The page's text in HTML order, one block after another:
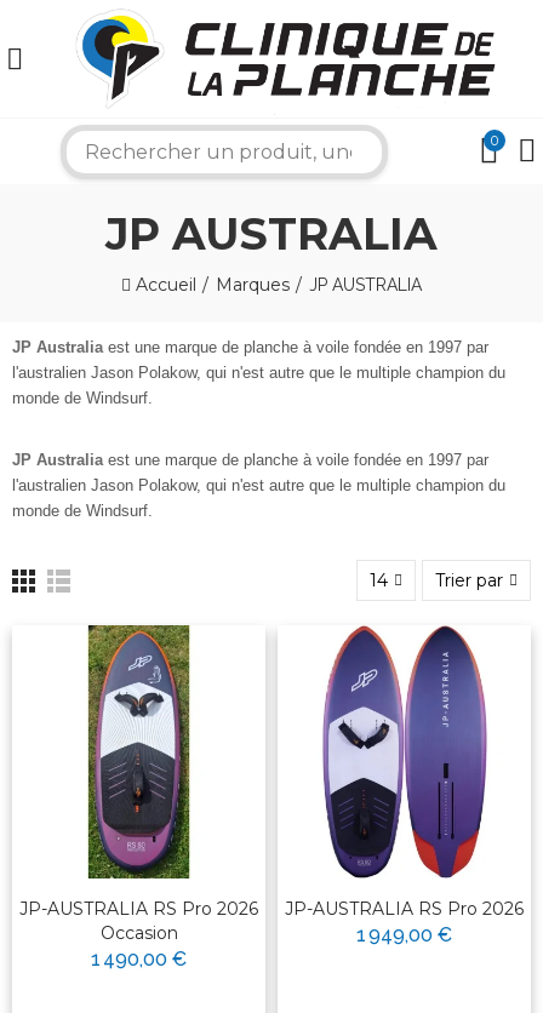
0
JP AUSTRALIA
Accueil Marques JP AUSTRALIA
JP Australiaest une marque de planche à voile fondée en 1997 par
l'australien Jason Polakow, qui n'est autre que le multiple champion du
monde de Windsurf.
JP Australiaest une marque de planche à voile fondée en 1997 par
l'australien Jason Polakow, qui n'est autre que le multiple champion du
monde de Windsurf.
14 Trier par
JP-AUSTRALIA RS Pro 2026
Occasion
1 490,00 €
JP-AUSTRALIA RS Pro 2026
1 949,00 €
Comment puis-je vous aider aujourd'hui ?